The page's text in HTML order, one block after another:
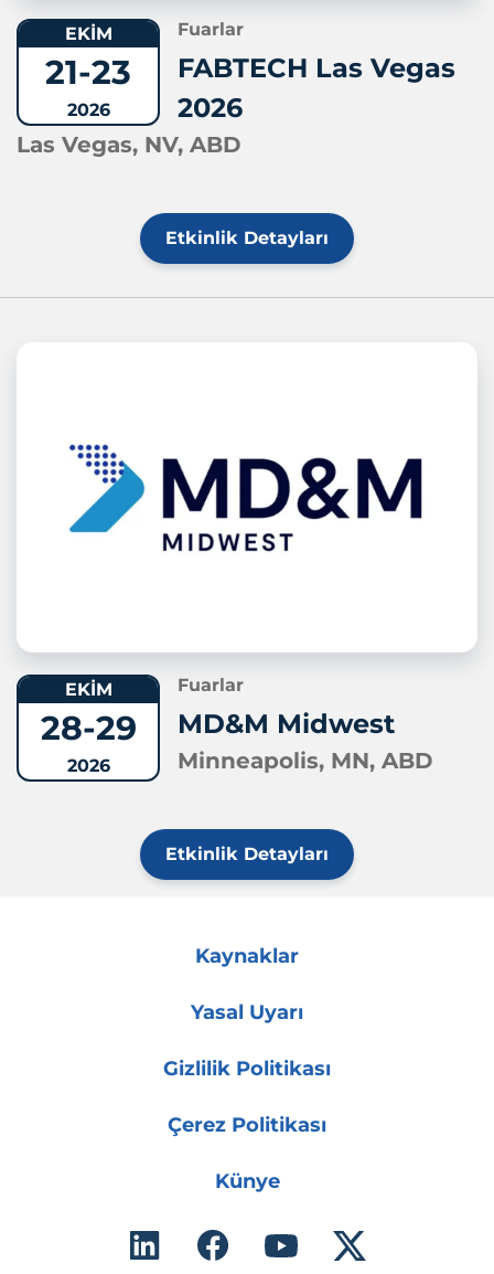
EKİM
21-23
2026
Fuarlar
FABTECH Las Vegas
2026
Las Vegas, NV, ABD
Etkinlik Detayları
EKİM
28-29
2026
Fuarlar
MD&M Midwest
Minneapolis, MN, ABD
Etkinlik Detayları
Kaynaklar
Yasal Uyarı
Gizlilik Politikası
Çerez Politikası
Künye